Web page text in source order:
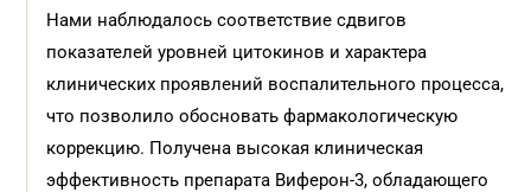
Нами наблюдалось соответствие сдвигов
показателей уровней цитокинов и характера
клинических проявлений воспалительного процесса,
что позволило обосновать фармакологическую
коррекцию. Получена высокая клиническая
эффективность препарата Виферон-3, обладающего